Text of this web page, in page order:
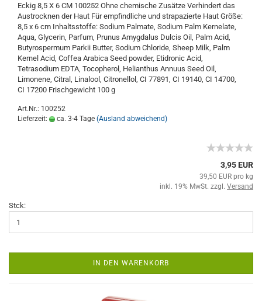
Eckig 8,5 X 6 CM 100252 Ohne chemische Zusätze Verhindert das
Austrocknen der Haut Für empfindliche und strapazierte Haut Größe:
8,5 x 6 cm Inhaltsstoffe: Sodium Palmate, Sodium Palm Kernelate,
Aqua, Glycerin, Parfum, Prunus Amygdalus Dulcis Oil, Palm Acid,
Butyrospermum Parkii Butter, Sodium Chloride, Sheep Milk, Palm
Kernel Acid, Coffea Arabica Seed powder, Etidronic Acid,
Tetrasodium EDTA, Tocopherol, Helianthus Annuus Seed Oil,
Limonene, Citral, Linalool, Citronellol, CI 77891, CI 19140, CI 14700,
CI 17200 Frischgewicht 100 g
Art.Nr.: 100252
Lieferzeit:
ca. 3-4 Tage (Ausland abweichend)
3,95 EUR
39,50 EUR pro kg
inkl. 19% MwSt. zzgl. Versand
Stck:
IN DEN WARENKORB